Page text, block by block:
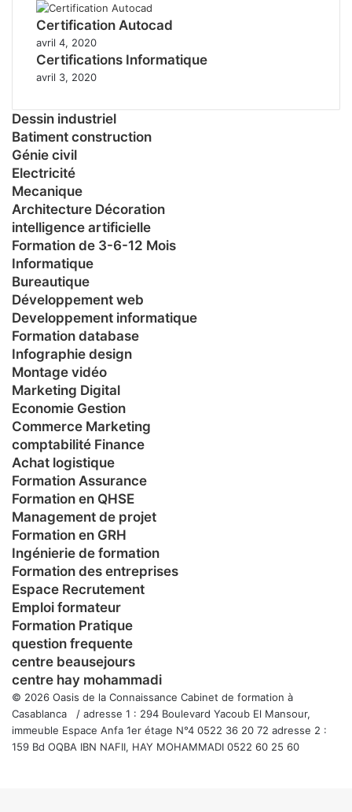
Certification Autocad
avril 4, 2020
Certifications Informatique
avril 3, 2020
Dessin industriel
Batiment construction
Génie civil
Electricité
Mecanique
Architecture Décoration
intelligence artificielle
Formation de 3-6-12 Mois
Informatique
Bureautique
Développement web
Developpement informatique
Formation database
Infographie design
Montage vidéo
Marketing Digital
Economie Gestion
Commerce Marketing
comptabilité Finance
Achat logistique
Formation Assurance
Formation en QHSE
Management de projet
Formation en GRH
Ingénierie de formation
Formation des entreprises
Espace Recrutement
Emploi formateur
Formation Pratique
question frequente
centre beausejours
centre hay mohammadi
© 2026 Oasis de la Connaissance Cabinet de formation à
Casablanca / adresse 1 : 294 Boulevard Yacoub El Mansour,
immeuble Espace Anfa 1er étage N°4 0522 36 20 72 adresse 2 :
159 Bd OQBA IBN NAFII, HAY MOHAMMADI 0522 60 25 60